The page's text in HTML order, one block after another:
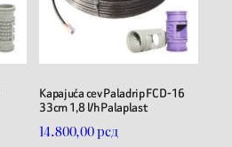
Kapajuća cev Paladrip FC D-16
33cm 1,8 l/h Palaplast
14.800,00рсд